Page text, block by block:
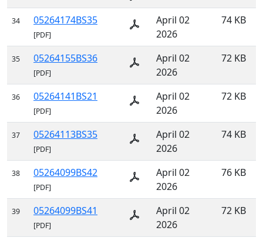
34 05264174BS35
[PDF]
April 02
2026
74 KB
35 05264155BS36
[PDF]
April 02
2026
72 KB
36 05264141BS21
[PDF]
April 02
2026
72 KB
37 05264113BS35
[PDF]
April 02
2026
74 KB
38 05264099BS42
[PDF]
April 02
2026
76 KB
39 05264099BS41
[PDF]
April 02
2026
72 KB